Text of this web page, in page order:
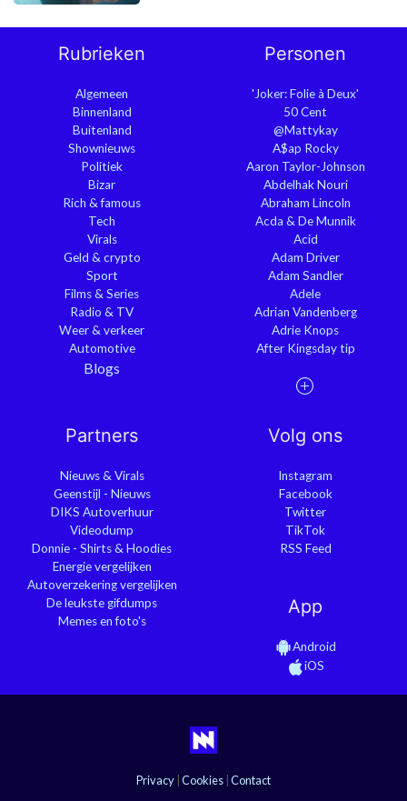
Rubrieken
Algemeen
Binnenland
Buitenland
Shownieuws
Politiek
Bizar
Rich & famous
Tech
Virals
Geld & crypto
Sport
Films & Series
Radio & TV
Weer & verkeer
Automotive
Blogs
Personen
'Joker: Folie à Deux'
50 Cent
@Mattykay
A$ap Rocky
Aaron Taylor-Johnson
Abdelhak Nouri
Abraham Lincoln
Acda & De Munnik
Acid
Adam Driver
Adam Sandler
Adele
Adrian Vandenberg
Adrie Knops
After Kingsday tip
Partners
Nieuws & Virals
Geenstijl - Nieuws
DIKS Autoverhuur
Videodump
Donnie - Shirts & Hoodies
Energie vergelijken
Autoverzekering vergelijken
De leukste gifdumps
Memes en foto's
Volg ons
Instagram
Facebook
Twitter
TikTok
RSS Feed
App
Android
iOS
Privacy Cookies Contact